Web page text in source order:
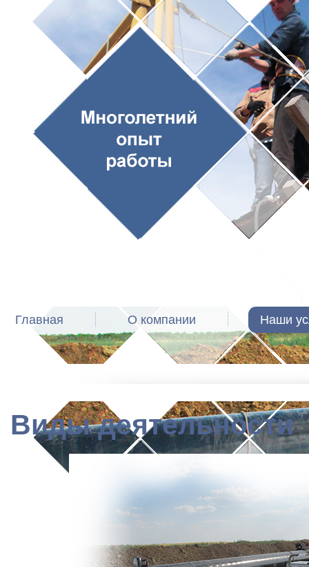
Главная О компании Наши
Виды деятельности